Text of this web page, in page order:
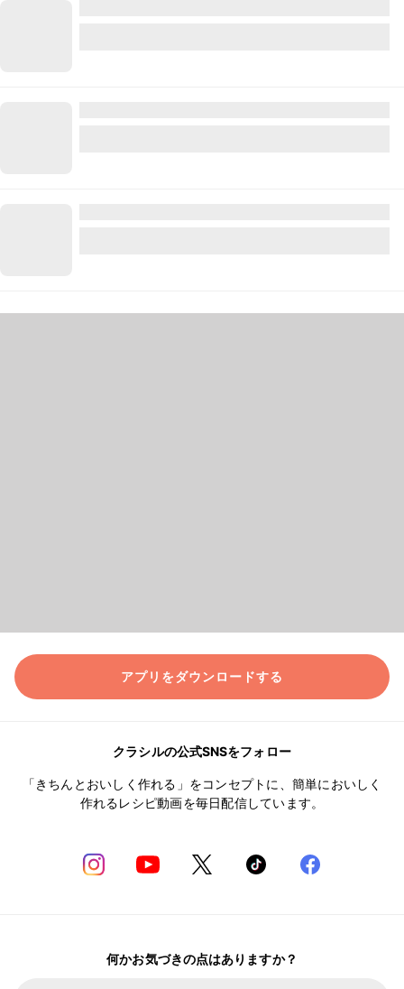
アプリをダウンロードする
クラシルの公式SNSをフォロー
「きちんとおいしく作れる」をコンセプトに、簡単においしく
作れるレシピ動画を毎日配信しています。
何かお気づきの点はありますか？